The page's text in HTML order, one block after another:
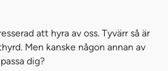
att hyra av oss. Tyvärr så är
Men kanske någon annan av
dig?